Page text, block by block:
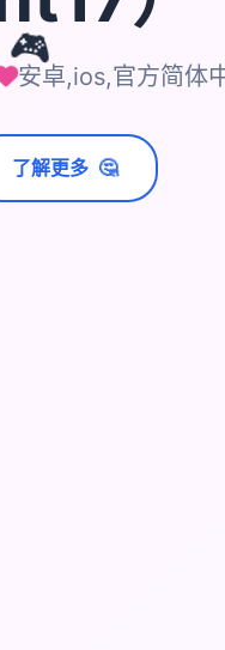
🎮
安卓,ios,官方简体
了解更多 🤔